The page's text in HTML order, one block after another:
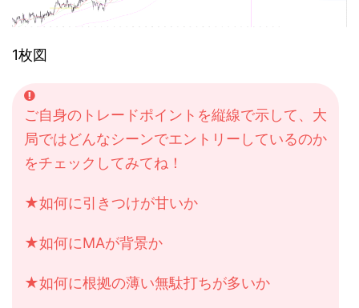
1枚図
ご自身のトレードポイントを縦線で示して、大
局ではどんなシーンでエントリーしているのか
をチェックしてみてね！
★如何に引きつけが甘いか
★如何にMAが背景か
★如何に根拠の薄い無駄打ちが多いか